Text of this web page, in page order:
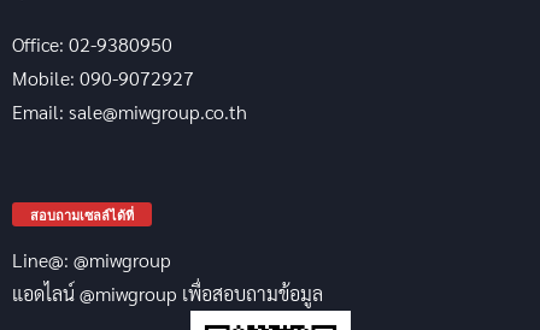
Office: 02-9380950
Mobile: 090-9072927
Email: sale@miwgroup.co.th
สอบถามเซลล์ได้ที่
Line@: @miwgroup
แอดไลน์ @miwgroup เพื่อสอบถามข้อมูล